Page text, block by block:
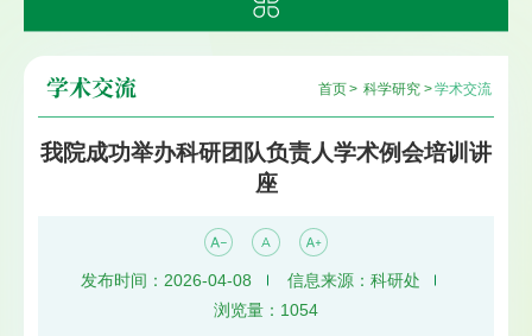
首页> 科学研究 >学术交流
学术交流
我院成功举办科研团队负责人学术例会培训讲
座
发布时间：2026-04-08
信息来源：科研处
浏览量： 1054